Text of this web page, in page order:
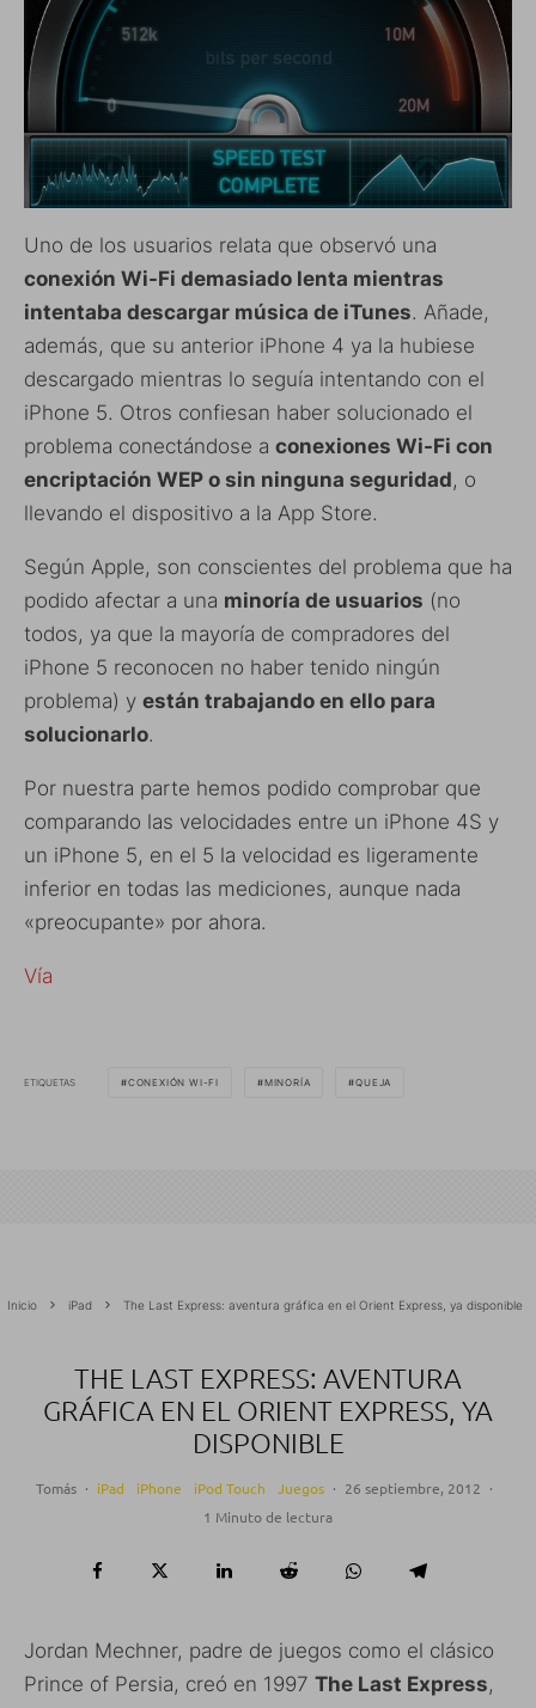
Uno de los usuarios relata que observó una
conexión Wi-Fi demasiado lenta mientras
intentaba descargar música de iTunes. Añade,
además, que su anterior iPhone 4 ya la hubiese
descargado mientras lo seguía intentando con el
iPhone 5. Otros confiesan haber solucionado el
problema conectándose a conexiones Wi-Fi con
encriptación WEP o sin ninguna seguridad, o
llevando el dispositivo a la App Store.
Según Apple, son conscientes del problema que ha
podido afectar a una minoría de usuarios (no
todos, ya que la mayoría de compradores del
iPhone 5 reconocen no haber tenido ningún
problema) y están trabajando en ello para
solucionarlo.
Por nuestra parte hemos podido comprobar que
comparando las velocidades entre un iPhone 4S y
un iPhone 5, en el 5 la velocidad es ligeramente
inferior en todas las mediciones, aunque nada
«preocupante» por ahora.
Vía
ETIQUETAS CONEXIÓN WI-FI MINORÍA QUEJA
Inicio iPad The Last Express: aventura gráfica en el Orient Express, ya disponible
THE LAST EXPRESS: AVENTURA
GRÁFICA EN EL ORIENT EXPRESS, YA
DISPONIBLE
Tomás · iPad iPhone iPod Touch Juegos · 26 septiembre, 2012 ·
1 Minuto de lectura
Jordan Mechner, padre de juegos como el clásico
Prince of Persia, creó en 1997 The Last Express,